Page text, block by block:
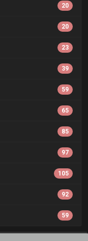
20
20
23
39
59
65
85
97
105
92
59